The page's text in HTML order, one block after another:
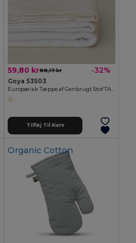
59,80 kr88,17 kr -32%
Goya 53503
Tilføj Til Kurv
Organic Cotton